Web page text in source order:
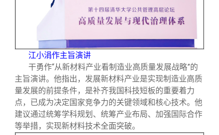
江小涓作主旨演讲
干勇作“从新材料产业看制造业高质量发展战略”的
主旨演讲。他指出，发展新材料产业是实现制造业高质
量发展的前提条件，是补齐我国科技短板的重要着力
点，已成为决定国家竞争力的关键领域和核心技术。他
建议通过统筹学科规划、统筹产业布局、加强国际合作
等举措，实现新材料技术全面突破。